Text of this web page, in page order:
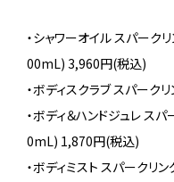
・シャワーオイル スパーク
00mL) 3,960円(税込)
・ボディスクラブ スパーク
・ボディ＆ハンドジュレ ス
0mL) 1,870円(税込)
・ボディミスト スパークリ